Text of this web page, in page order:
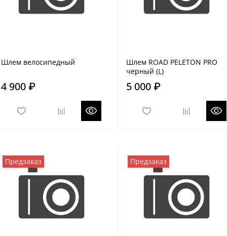
Шлем велосипедный
4 900 ₽
Шлем ROAD PELETON PRO
черный (L)
5 000 ₽
Предзаказ Предзаказ